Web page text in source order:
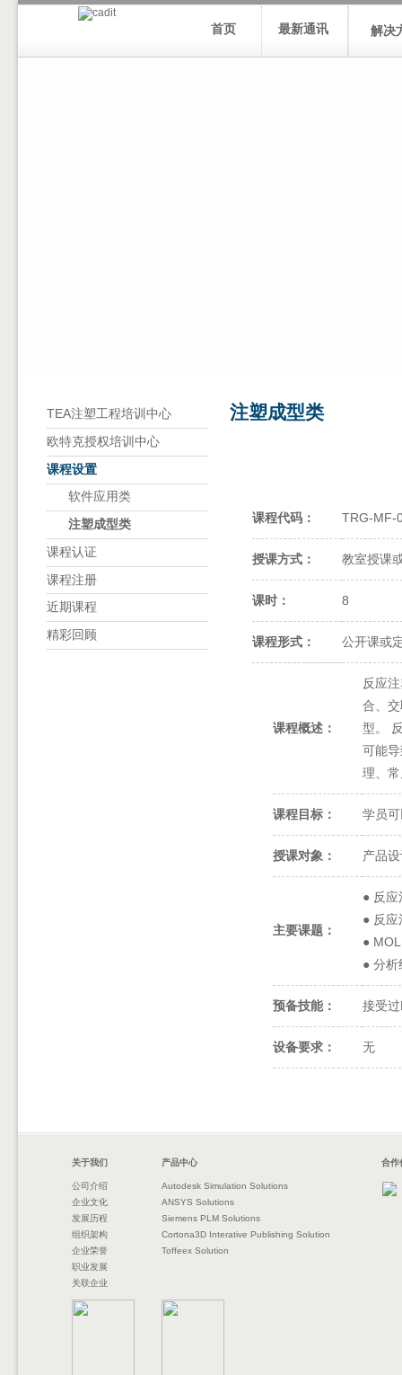
首页 最新通讯 解决
TEA注塑工程培训中心
欧特克授权培训中心
课程设置
软件应用类
注塑成型类
课程认证
课程注册
近期课程
精彩回顾
注塑成型类
课程代码：
授课方式： 教室授课
课时： 8
课程形式： 公开课或
课程概述：
反应
合、
型。
可能
理、
课程目标： 学员
授课对象： 产品
主要课题：
● 反应
● 反应
●
● 分析
预备技能： 接受
设备要求： 无
关于我们
公司介绍
企业文化
发展历程
组织架构
企业荣誉
职业发展
关联企业
产品中心
Autodesk Simulation Solutions
ANSYS Solutions
Siemens PLM Solutions
Cortona3D Interative Publishing Solution
Toffeex Solution
合作